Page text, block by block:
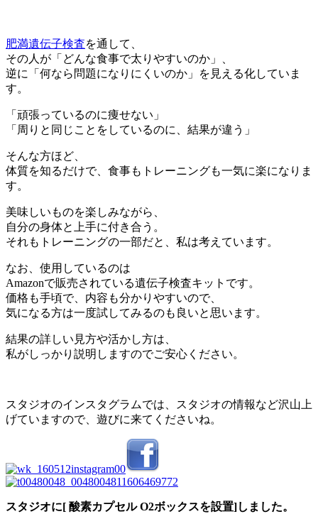
肥満遺伝子検査を通して、
その人が「どんな食事で太りやすいのか」、
逆に「何なら問題になりにくいのか」を見える化していま
す。
「頑張っているのに痩せない」
「周りと同じことをしているのに、結果が違う」
そんな方ほど、
体質を知るだけで、食事もトレーニングも一気に楽になりま
す。
美味しいものを楽しみながら、
自分の身体と上手に付き合う。
それもトレーニングの一部だと、私は考えています。
なお、使用しているのは
Amazonで販売されている遺伝子検査キットです。
価格も手頃で、内容も分かりやすいので、
気になる方は一度試してみるのも良いと思います。
結果の詳しい見方や活かし方は、
私がしっかり説明しますのでご安心ください。
スタジオのインスタグラムでは、スタジオの情報など沢山上
げていますので、遊びに来てくださいね。
スタジオに[ 酸素カプセル O2ボックスを設置]しました。